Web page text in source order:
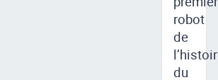
robot
de
du